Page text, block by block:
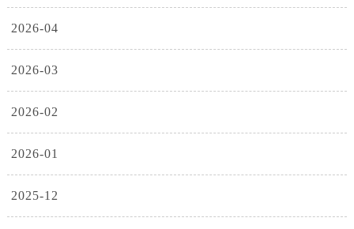
2026-04
2026-03
2026-02
2026-01
2025-12